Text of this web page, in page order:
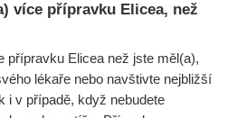
více přípravku Elicea, než
přípravku Elicea než jste měl(a),
lékaře nebo navštivte nejbližší
i v případě, když nebudete